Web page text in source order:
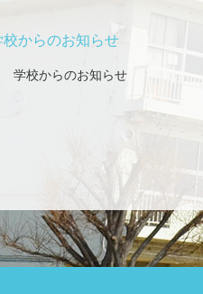
校からのお知らせ
学校からのお知らせ